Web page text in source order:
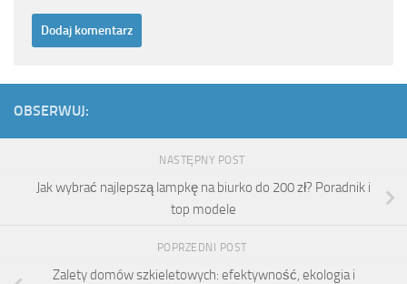
OBSERWUJ:
NASTĘPNY POST
Jak wybrać najlepszą lampkę na biurko do 200 zł? Poradnik i
top modele
POPRZEDNI POST
Zalety domów szkieletowych: efektywność, ekologia i